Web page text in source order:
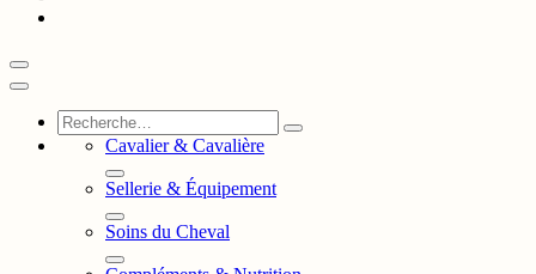
Cavalier & Cavalière
Sellerie & Équipement
Soins du Cheval